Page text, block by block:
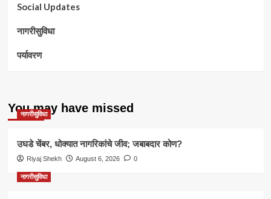
Social Updates
नागरीसुविधा
पर्यावरण
You may have missed
नागरीसुविधा
उघडे चेंबर, धोक्यात नागरिकांचे जीव; जबाबदार कोण?
Riyaj Shekh August 6, 2026 0
नागरीसुविधा